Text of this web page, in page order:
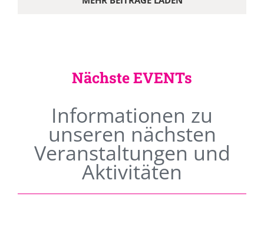
Nächste EVENTs
Informationen zu
unseren nächsten
Veranstaltungen und
Aktivitäten